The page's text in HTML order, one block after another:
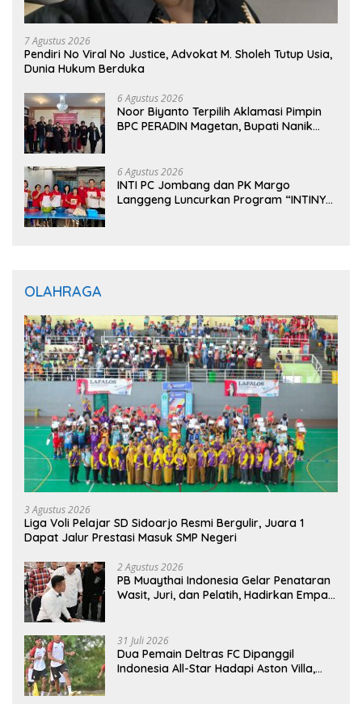
7 Agustus 2026
Pendiri No Viral No Justice, Advokat M. Sholeh Tutup Usia,
Dunia Hukum Berduka
6 Agustus 2026
Noor Biyanto Terpilih Aklamasi Pimpin
BPC PERADIN Magetan, Bupati Nanik
6 Agustus 2026
INTI PC Jombang dan PK Margo
Langgeng Luncurkan Program “INTINYA
OLAHRAGA
3 Agustus 2026
Liga Voli Pelajar SD Sidoarjo Resmi Bergulir, Juara 1
Dapat Jalur Prestasi Masuk SMP Negeri
2 Agustus 2026
PB Muaythai Indonesia Gelar Penataran
Wasit, Juri, dan Pelatih, Hadirkan Empat
31 Juli 2026
Dua Pemain Deltras FC Dipanggil
Indonesia All-Star Hadapi Aston Villa,